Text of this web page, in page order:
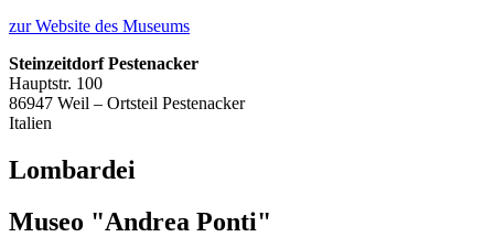
zur Website des Museums
Steinzeitdorf Pestenacker
Hauptstr. 100
86947 Weil – Ortsteil Pestenacker
Italien
Lombardei
Museo "Andrea Ponti"